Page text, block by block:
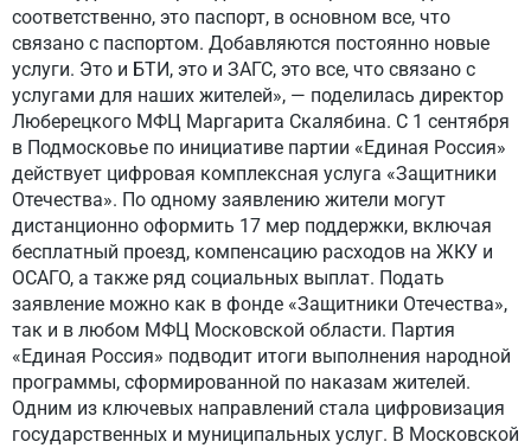
соответственно, это паспорт, в основном все, что
связано с паспортом. Добавляются постоянно новые
услуги. Это и БТИ, это и ЗАГС, это все, что связано с
услугами для наших жителей», — поделилась директор
Люберецкого МФЦ Маргарита Скалябина. С 1 сентября
в Подмосковье по инициативе партии «Единая Россия»
действует цифровая комплексная услуга «Защитники
Отечества». По одному заявлению жители могут
дистанционно оформить 17 мер поддержки, включая
бесплатный проезд, компенсацию расходов на ЖКУ и
ОСАГО, а также ряд социальных выплат. Подать
заявление можно как в фонде «Защитники Отечества»,
так и в любом МФЦ Московской области. Партия
«Единая Россия» подводит итоги выполнения народной
программы, сформированной по наказам жителей.
Одним из ключевых направлений стала цифровизация
государственных и муниципальных услуг. В Московской